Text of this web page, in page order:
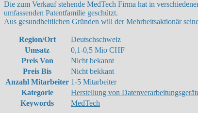
Die zum Verkauf stehende MedTech Firma hat in
umfassenden Patentfamilie geschützt.
Aus gesundheitlichen Gründen will der Mehrheitsaktionär
Region/Ort
Deutschschweiz
Umsatz
0,1-0,5 Mio CHF
Preis Von
Nicht bekannt
Preis Bis
Nicht bekkant
Anzahl Mitarbeiter 1-5 Mitarbeiter
Kategorie
Herstellung von
Keywords
MedTech